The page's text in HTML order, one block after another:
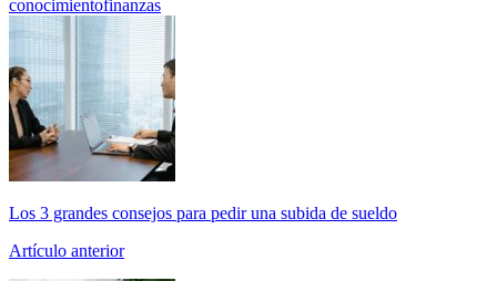
conocimientofinanzas
Los 3 grandes consejos para pedir una subida de sueldo
Artículo anterior